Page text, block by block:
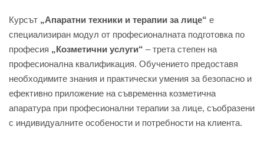
Курсът „Апаратни техники и терапии за лице“ е
специализиран модул от професионалната подготовка по
професия „Козметични услуги“ – трета степен на
професионална квалификация. Обучението предоставя
необходимите знания и практически умения за безопасно и
ефективно приложение на съвременна козметична
апаратура при професионални терапии за лице, съобразени
с индивидуалните особености и потребности на клиента.